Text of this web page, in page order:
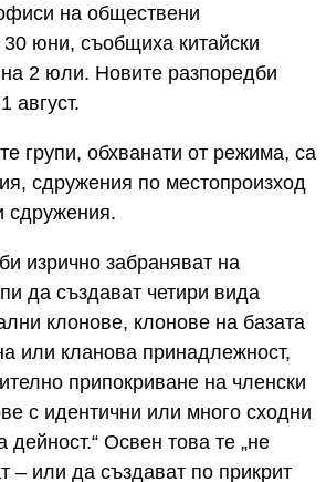
на обществени
30 юни, съобщиха китайски
2 юли. Новите разпоредби
август.
групи, обхванати от режима, са
сдружения по местопроизход
сдружения.
изрично забраняват на
да създават четири вида
клонове, клонове на базата
или кланова принадлежност,
припокриване на членски
с идентични или много сходни
дейност.“ Освен това те „не
– или да създават по прикрит